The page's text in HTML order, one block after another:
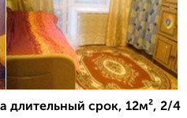
длительный срок, 12м², 2/4